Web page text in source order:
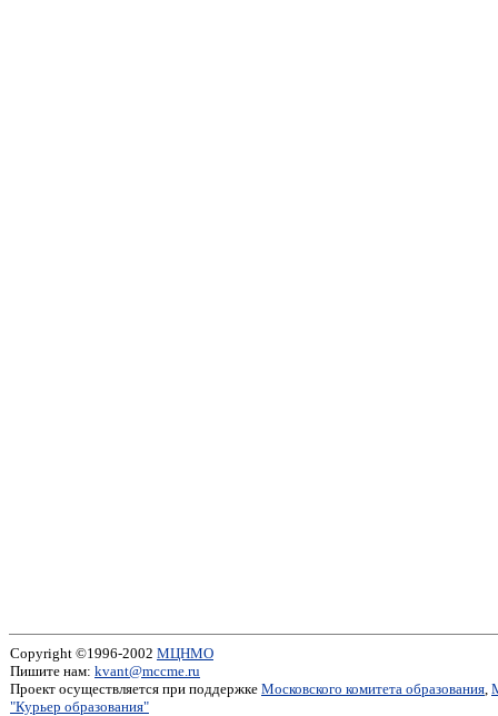
Copyright ©1996-2002 МЦНМО
Пишите нам: kvant@mccme.ru
Проект осуществляется при поддержке Московского комитета образования,
"Курьер образования"